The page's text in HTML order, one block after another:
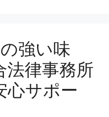
強い味
法律事務所
心サポー